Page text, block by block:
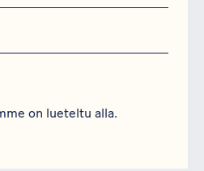
on lueteltu alla.